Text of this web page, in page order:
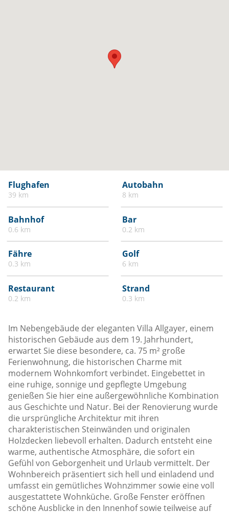
Flughafen
39 km
Autobahn
8 km
Bahnhof
0.6 km
Bar
0.2 km
Fähre
0.3 km
Golf
6 km
Restaurant
0.2 km
Strand
0.3 km
Im Nebengebäude der eleganten Villa Allgayer, einem
historischen Gebäude aus dem 19. Jahrhundert,
erwartet Sie diese besondere, ca. 75 m² große
Ferienwohnung, die historischen Charme mit
modernem Wohnkomfort verbindet. Eingebettet in
eine ruhige, sonnige und gepflegte Umgebung
genießen Sie hier eine außergewöhnliche Kombination
aus Geschichte und Natur. Bei der Renovierung wurde
die ursprüngliche Architektur mit ihren
charakteristischen Steinwänden und originalen
Holzdecken liebevoll erhalten. Dadurch entsteht eine
warme, authentische Atmosphäre, die sofort ein
Gefühl von Geborgenheit und Urlaub vermittelt. Der
Wohnbereich präsentiert sich hell und einladend und
umfasst ein gemütliches Wohnzimmer sowie eine voll
ausgestattete Wohnküche. Große Fenster eröffnen
schöne Ausblicke in den Innenhof sowie teilweise auf